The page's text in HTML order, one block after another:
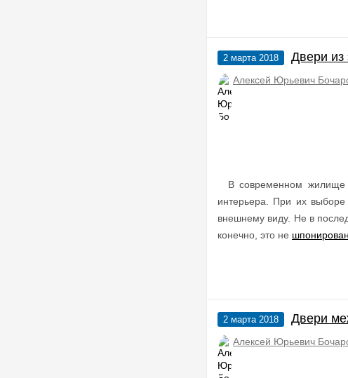
2 марта 2018 Двери из
Алексей Юрьевич
В современном жилище
интерьера. При их
внешнему виду. Не в
конечно, это не
2 марта 2018 Двери
Алексей Юрьевич